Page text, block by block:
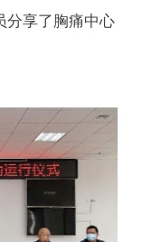
分享了胸痛中心